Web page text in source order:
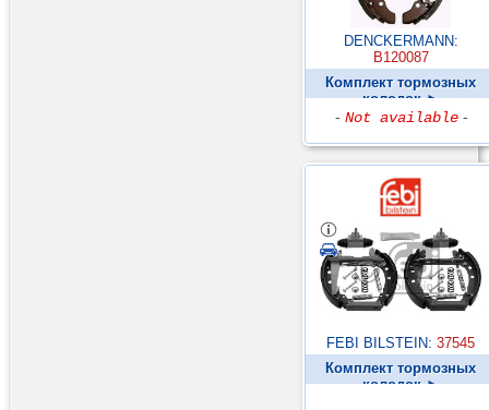
DENCKERMANN:
B120087
Комплект тормозных
колодок ►
- Not available -
FEBI BILSTEIN: 37545
Комплект тормозных
колодок ►